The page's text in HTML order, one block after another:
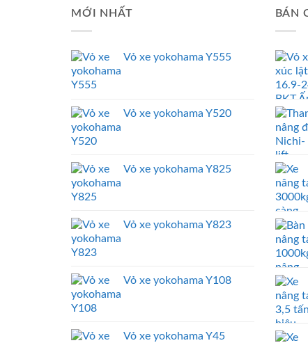
MỚI NHẤT
Vỏ xe yokohama Y555
Vỏ xe yokohama Y520
Vỏ xe yokohama Y825
Vỏ xe yokohama Y823
Vỏ xe yokohama Y108
Vỏ xe yokohama Y45
BÁN